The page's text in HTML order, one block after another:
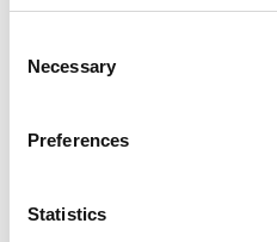
Selection
Necessary
Preferences
Statistics
incertidumbre
nuestra estrategia
suministro
sólida red de tiendas
capacidad para
sobre la producción y la